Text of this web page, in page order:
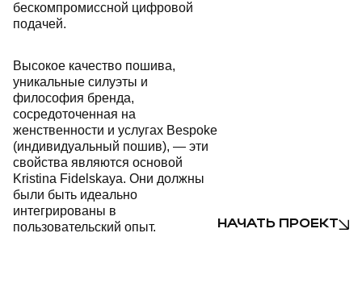
бескомпромиссной цифровой
подачей.
Высокое качество пошива,
уникальные силуэты и
философия бренда,
сосредоточенная на
женственности и услугах Bespoke
(индивидуальный пошив), — эти
свойства являются основой
Kristina Fidelskaya. Они должны
были быть идеально
интегрированы в
пользовательский опыт.
НАЧАТЬ ПРОЕКТ